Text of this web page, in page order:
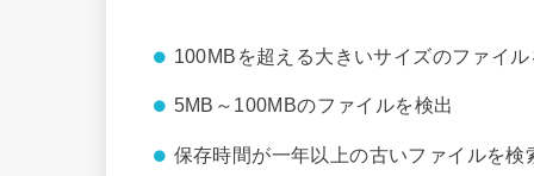
100MBを超える大きいサイズのファイ
5MB～100MBのファイルを検出
保存時間が一年以上の古いファイルを検